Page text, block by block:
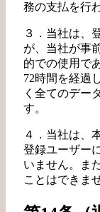
務の支払を行
３．当社は、
が、当社が事
的での使用で
72時間を経過
く全てのデー
す。
４．当社は、
登録ユーザー
いません。ま
ことはできま